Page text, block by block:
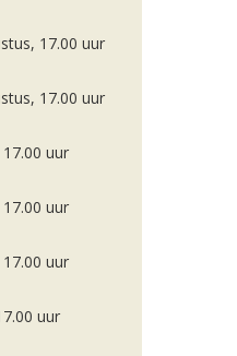
17.00 uur
17.00 uur
uur
uur
uur
uur